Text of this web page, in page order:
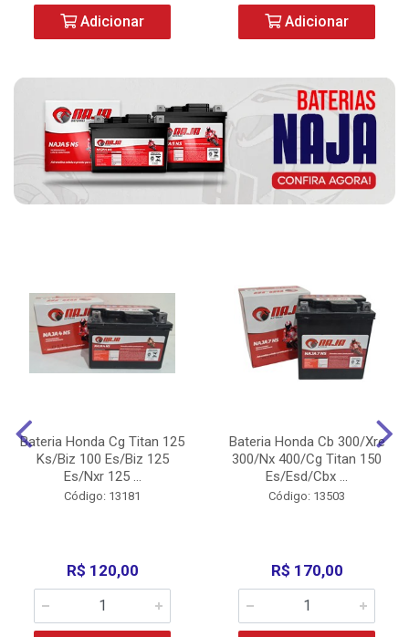
Adicionar Adicionar
Bateria Honda Cg Titan 125
Ks/Biz 100 Es/Biz 125
Es/Nxr 125 ...
Código: 13181
R$ 120,00
Bateria Honda Cb 300/Xre
300/Nx 400/Cg Titan 150
Es/Esd/Cbx ...
Código: 13503
R$ 170,00